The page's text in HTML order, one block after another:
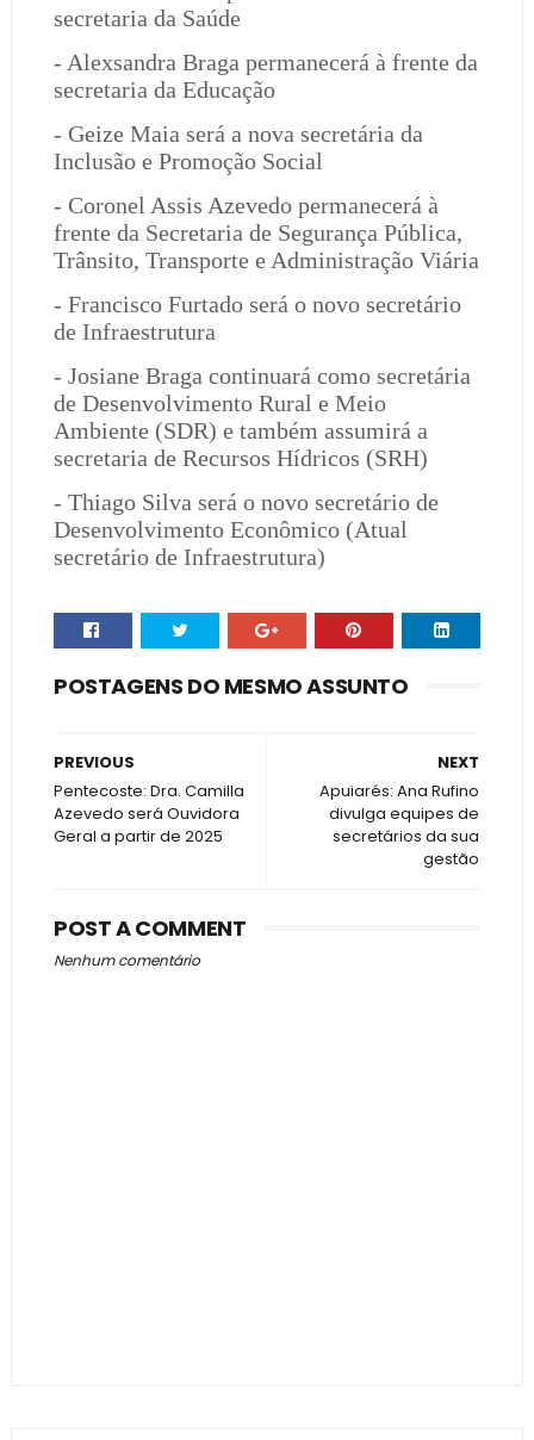
secretaria da Saúde
- Alexsandra Braga permanecerá à frente da
secretaria da Educação
- Geize Maia será a nova secretária da
Inclusão e Promoção Social
- Coronel Assis Azevedo permanecerá à
frente da Secretaria de Segurança Pública,
Trânsito, Transporte e Administração Viária
- Francisco Furtado será o novo secretário
de Infraestrutura
- Josiane Braga continuará como secretária
de Desenvolvimento Rural e Meio
Ambiente (SDR) e também assumirá a
secretaria de Recursos Hídricos (SRH)
- Thiago Silva será o novo secretário de
Desenvolvimento Econômico (Atual
secretário de Infraestrutura)
POSTAGENS DO MESMO ASSUNTO
NEXT
Apuiarés: Ana Rufino
divulga equipes de
secretários da sua
gestão
PREVIOUS
Pentecoste: Dra. Camilla
Azevedo será Ouvidora
Geral a partir de 2025
POST A COMMENT
Nenhum comentário